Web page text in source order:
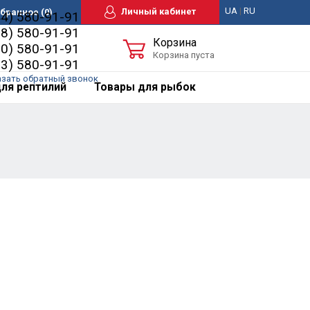
(0) Личный кабинет UA| RU
580-91-91
580-91-91
580-91-91
580-91-91
обратный звонок
Корзина
Корзина пуста
рептилий Товары для рыбок